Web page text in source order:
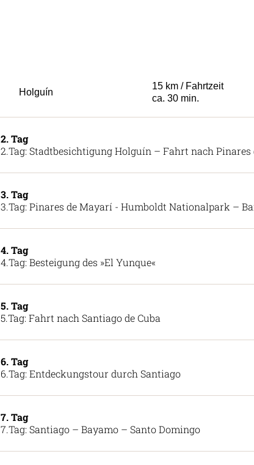
Holguín
15 km / Fahrtzeit
ca. 30 min.
2. Tag
2.Tag: Stadtbesichtigung Holguín – Fahrt nach Pinares
3. Tag
3.Tag: Pinares de Mayarí - Humboldt Nationalpark –
4. Tag
4.Tag: Besteigung des »El Yunque«
5. Tag
5.Tag: Fahrt nach Santiago de Cuba
6. Tag
6.Tag: Entdeckungstour durch Santiago
7. Tag
7.Tag: Santiago – Bayamo – Santo Domingo